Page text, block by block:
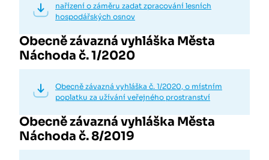
nařízení o záměru zadat zpracování lesních
hospodářských osnov
Obecně závazná vyhláška Města
Náchoda č. 1/2020
Obecně závazná vyhláška č. 1/2020, o místním
poplatku za užívání veřejného prostranství
Obecně závazná vyhláška Města
Náchoda č. 8/2019